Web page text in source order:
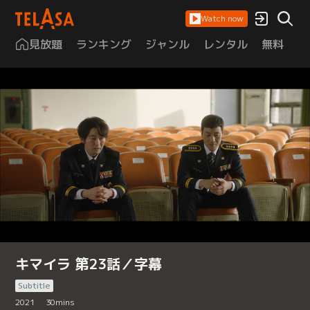
Watch now
見放題 ランキング ジャンル レンタル 無料
キマイラ 第23話／字幕
Subtitle
2021
30mins